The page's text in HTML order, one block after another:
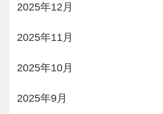
2025年12月
2025年11月
2025年10月
2025年9月